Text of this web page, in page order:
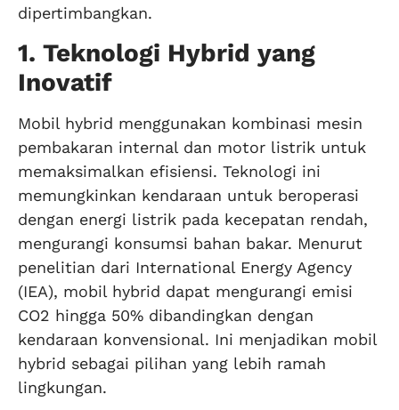
dipertimbangkan.
1. Teknologi Hybrid yang
Inovatif
Mobil hybrid menggunakan kombinasi mesin
pembakaran internal dan motor listrik untuk
memaksimalkan efisiensi. Teknologi ini
memungkinkan kendaraan untuk beroperasi
dengan energi listrik pada kecepatan rendah,
mengurangi konsumsi bahan bakar. Menurut
penelitian dari International Energy Agency
(IEA), mobil hybrid dapat mengurangi emisi
CO2 hingga 50% dibandingkan dengan
kendaraan konvensional. Ini menjadikan mobil
hybrid sebagai pilihan yang lebih ramah
lingkungan.